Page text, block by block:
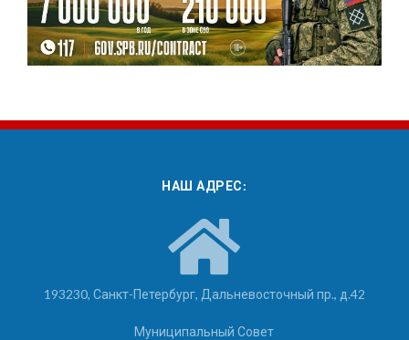
НАШ АДРЕС:
193230, Санкт-Петербург, Дальневосточный пр., д.42
Муниципальный Совет